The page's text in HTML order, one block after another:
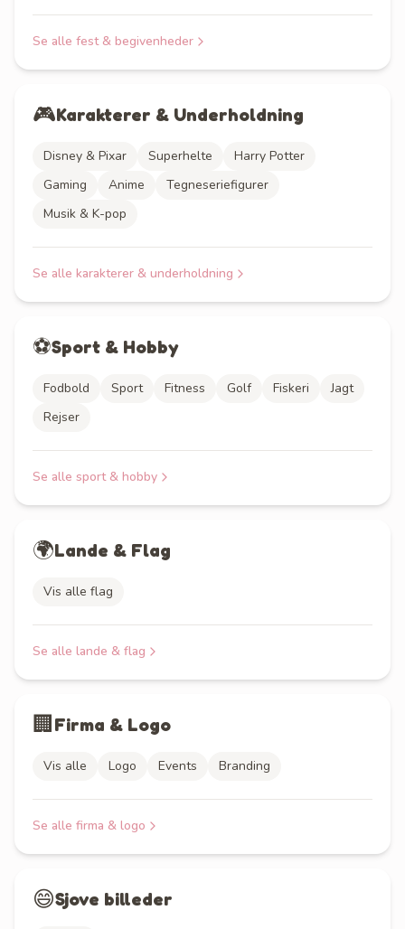
Se alle fest & begivenheder
🎮Karakterer & Underholdning
Disney & Pixar Superhelte
Harry Potter
Gaming
Anime
Tegneseriefigurer
Musik & K-pop
Se alle karakterer & underholdning
⚽Sport & Hobby
Fodbold Sport Fitness Golf Fiskeri
Jagt
Rejser
Se alle sport & hobby
🌍Lande & Flag
Vis alle flag
Se alle lande & flag
🏢Firma & Logo
Vis alle Logo Events Branding
Se alle firma & logo
😄Sjove billeder